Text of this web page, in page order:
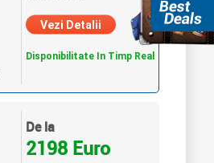
Vezi Detalii
Disponibilitate In Timp Real
De la
2198 Euro